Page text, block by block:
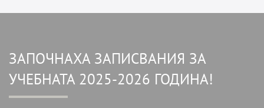
ЗАПОЧНАХА ЗАПИСВАНИЯ ЗА
УЧЕБНАТА 2025-2026 ГОДИНА!